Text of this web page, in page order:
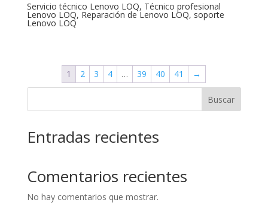
Servicio técnico Lenovo LOQ, Técnico profesional
Lenovo LOQ, Reparación de Lenovo LOQ, soporte
Lenovo LOQ
1 2 3 4 … 39 40 41 →
Buscar
Entradas recientes
Comentarios recientes
No hay comentarios que mostrar.